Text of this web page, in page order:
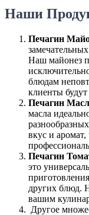
Наши
Печагин
Наш майонез
блюдам
клиенты
Печагин
масла
вкус и
Печагин
это
других блюд.
вашим
Другое